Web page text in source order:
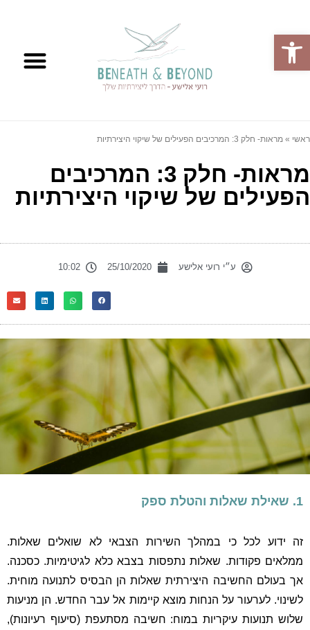
ראשי » מראות- חלק 3: המרכיבים הפעילים של שיקוי היצירתיות
מראות- חלק 3: המרכיבים
הפעילים של שיקוי היצירתיות
ע״י רועי אלישע 25/10/2020
10:02
1. שאילת שאלות והטלת ספק
זה ידוע לכל כי במהלך השירות הצבאי לא שואלים שאלות.
ממלאים פקודות. שאלות נתפסות בצבא כלא לגיטימיות. כסכנה.
אך בעולם החשיבה היצירתית שאלות הן הבסיס לתנועה מוחית.
לשינוי. לערעור על הנחות מוצא קיימות אל עבר החדש. הן מניעות
שלוש תנועות עיקריות במוח: חשיבה מסתעפת (סיעוף רעיונות),
פתח סרגל נגישות